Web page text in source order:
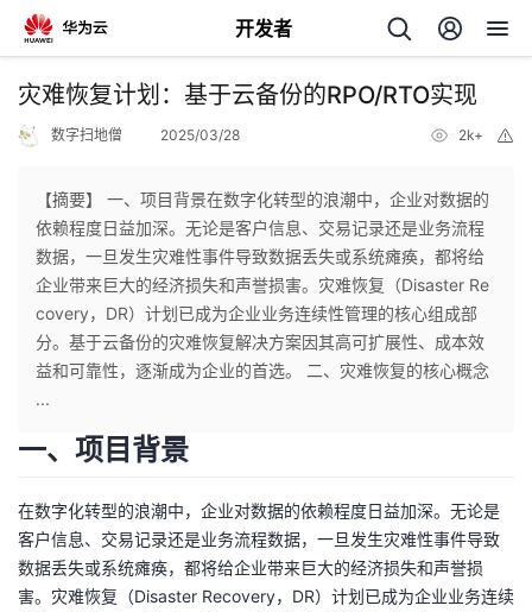
开发者
返
个
人
主
我
的
开
发
者
灾难恢复计划：基于云备份的RPO/RTO实现
数字扫地僧 2025/03/28 2k+
【摘要】 一、项目背景在数字化转型的浪潮中，企业对数据的
依赖程度日益加深。无论是客户信息、交易记录还是业务流程
数据，一旦发生灾难性事件导致数据丢失或系统瘫痪，都将给
企业带来巨大的经济损失和声誉损害。灾难恢复（Disaster Re
covery，DR）计划已成为企业业务连续性管理的核心组成部
分。基于云备份的灾难恢复解决方案因其高可扩展性、成本效
益和可靠性，逐渐成为企业的首选。 二、灾难恢复的核心概念
...
一、项目背景
在数字化转型的浪潮中，企业对数据的依赖程度日益加深。无论是
客户信息、交易记录还是业务流程数据，一旦发生灾难性事件导致
数据丢失或系统瘫痪，都将给企业带来巨大的经济损失和声誉损
害。灾难恢复（Disaster Recovery，DR）计划已成为企业业务连续